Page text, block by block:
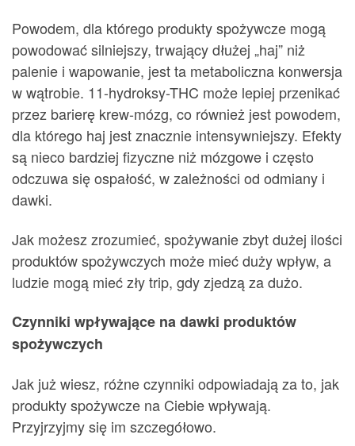
Powodem, dla którego produkty spożywcze mogą
powodować silniejszy, trwający dłużej „haj” niż
palenie i wapowanie, jest ta metaboliczna konwersja
w wątrobie. 11-hydroksy-THC może lepiej przenikać
przez barierę krew-mózg, co również jest powodem,
dla którego haj jest znacznie intensywniejszy. Efekty
są nieco bardziej fizyczne niż mózgowe i często
odczuwa się ospałość, w zależności od odmiany i
dawki.
Jak możesz zrozumieć, spożywanie zbyt dużej ilości
produktów spożywczych może mieć duży wpływ, a
ludzie mogą mieć zły trip, gdy zjedzą za dużo.
Czynniki wpływające na dawki produktów
spożywczych
Jak już wiesz, różne czynniki odpowiadają za to, jak
produkty spożywcze na Ciebie wpływają.
Przyjrzyjmy się im szczegółowo.